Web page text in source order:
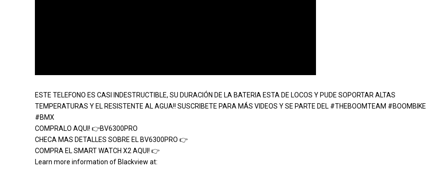
ESTE TELEFONO ES CASI INDESTRUCTIBLE, SU DURACIÓN DE LA BATERIA ESTA DE LOCOS Y PUDE SOPORTAR ALTAS
TEMPERATURAS Y EL RESISTENTE AL AGUA!! SUSCRIBETE PARA MÁS VIDEOS Y SE PARTE DEL #THEBOOMTEAM #BOOMBIKE
#BMX
COMPRALO AQUI! 👉BV6300PRO
CHECA MAS DETALLES SOBRE EL BV6300PRO 👉
COMPRA EL SMART WATCH X2 AQUI! 👉
Learn more information of Blackview at: